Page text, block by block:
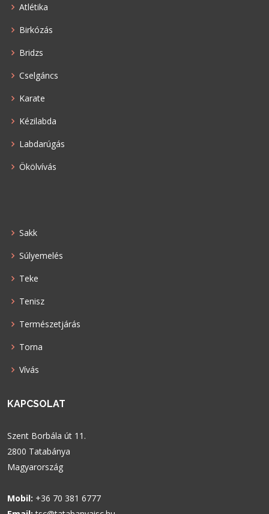
Atlétika
Birkózás
Bridzs
Cselgáncs
Karate
Kézilabda
Labdarúgás
Ökölvívás
Sakk
Súlyemelés
Teke
Tenisz
Természetjárás
Torna
Vívás
KAPCSOLAT
Szent Borbála út 11.
2800 Tatabánya
Magyarország
Mobil: +36 70 381 6777